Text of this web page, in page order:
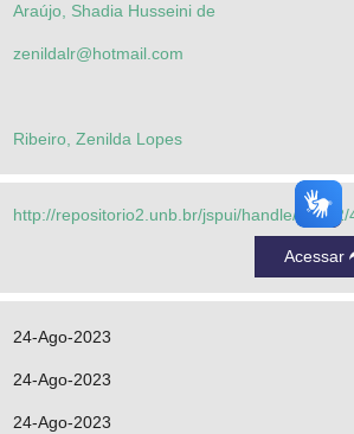
Araújo, Shadia Husseini de
zenildalr@hotmail.com
Ribeiro, Zenilda Lopes
http://repositorio2.unb.br/jspui/handle/10482/
Acessar
24-Ago-2023
24-Ago-2023
24-Ago-2023